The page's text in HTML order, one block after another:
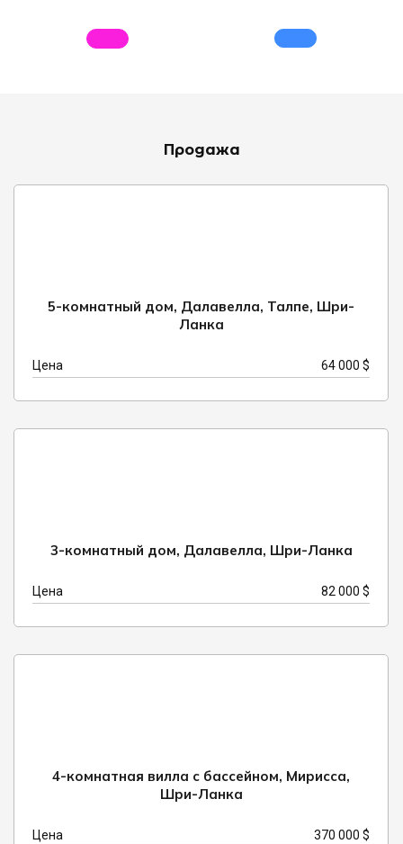
Продажа
5-комнатный дом, Далавелла, Талпе, Шри-
Ланка
Цена 64 000 $
3-комнатный дом, Далавелла, Шри-Ланка
Цена 82 000 $
4-комнатная вилла с бассейном, Мирисса,
Шри-Ланка
Цена 370 000 $